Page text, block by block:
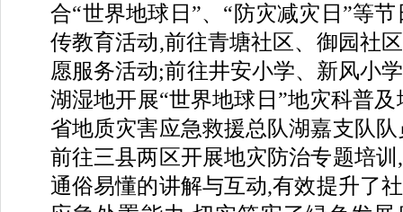
合“世界地球日”、“防灾减灾日”等
传教育活动,前往青塘社区、御园社
愿服务活动;前往井安小学、新风小
湖湿地开展“世界地球日”地灾科普
省地质灾害应急救援总队湖嘉支队
前往三县两区开展地灾防治专题培
通俗易懂的讲解与互动,有效提升了